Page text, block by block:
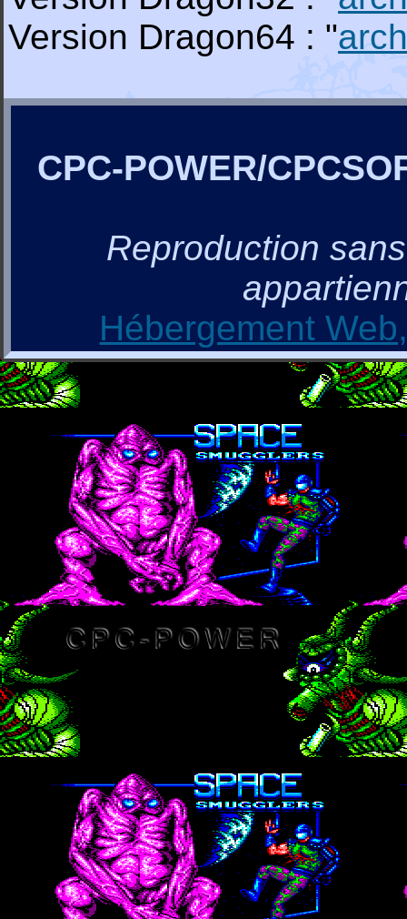
Version Dragon64 : "
CPC-POWER/
Reproduction
Hébergement